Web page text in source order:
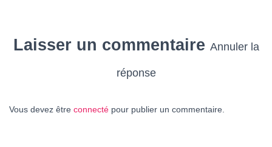
Laisser un commentaire Annuler la
réponse
Vous devez être connecté pour publier un commentaire.